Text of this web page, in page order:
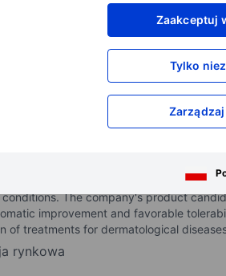
Zaakceptuj
Tylko
Otwórz kontoaby
stage biopharmaceutical company
Its current portfolio is comprised of
The company's product
improvement and favorable
of treatments for dermatological
rynkowa